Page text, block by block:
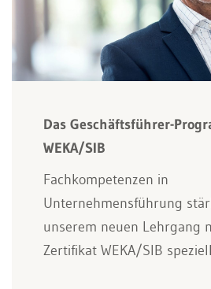
Das Geschäftsführer-
WEKA/SIB
Fachkompetenzen in
Unternehmensführung
unserem neuen Lehrgang
Zertifikat WEKA/SIB